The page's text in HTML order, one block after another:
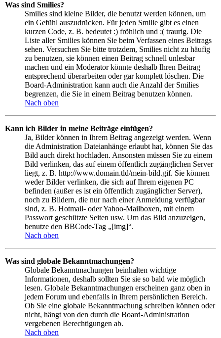
Was sind Smilies?
Smilies sind kleine Bilder, die benutzt werden können, um
ein Gefühl auszudrücken. Für jeden Smilie gibt es einen
kurzen Code, z. B. bedeutet :) fröhlich und :( traurig. Die
Liste aller Smilies können Sie beim Verfassen eines Beitrags
sehen. Versuchen Sie bitte trotzdem, Smilies nicht zu häufig
zu benutzen, sie können einen Beitrag schnell unlesbar
machen und ein Moderator könnte deshalb Ihren Beitrag
entsprechend überarbeiten oder gar komplett löschen. Die
Board-Administration kann auch die Anzahl der Smilies
begrenzen, die Sie in einem Beitrag benutzen können.
Nach oben
Kann ich Bilder in meine Beiträge einfügen?
Ja, Bilder können in Ihrem Beitrag angezeigt werden. Wenn
die Administration Dateianhänge erlaubt hat, können Sie das
Bild auch direkt hochladen. Ansonsten müssen Sie zu einem
Bild verlinken, das auf einem öffentlich zugänglichen Server
liegt, z. B. http://www.domain.tld/mein-bild.gif. Sie können
weder Bilder verlinken, die sich auf Ihrem eigenen PC
befinden (außer es ist ein öffentlich zugänglicher Server),
noch zu Bildern, die nur nach einer Anmeldung verfügbar
sind, z. B. Hotmail- oder Yahoo-Mailboxen, mit einem
Passwort geschützte Seiten usw. Um das Bild anzuzeigen,
benutze den BBCode-Tag „[img]“.
Nach oben
Was sind globale Bekanntmachungen?
Globale Bekanntmachungen beinhalten wichtige
Informationen, deshalb sollten Sie sie so bald wie möglich
lesen. Globale Bekanntmachungen erscheinen ganz oben in
jedem Forum und ebenfalls in Ihrem persönlichen Bereich.
Ob Sie eine globale Bekanntmachung schreiben können oder
nicht, hängt von den durch die Board-Administration
vergebenen Berechtigungen ab.
Nach oben